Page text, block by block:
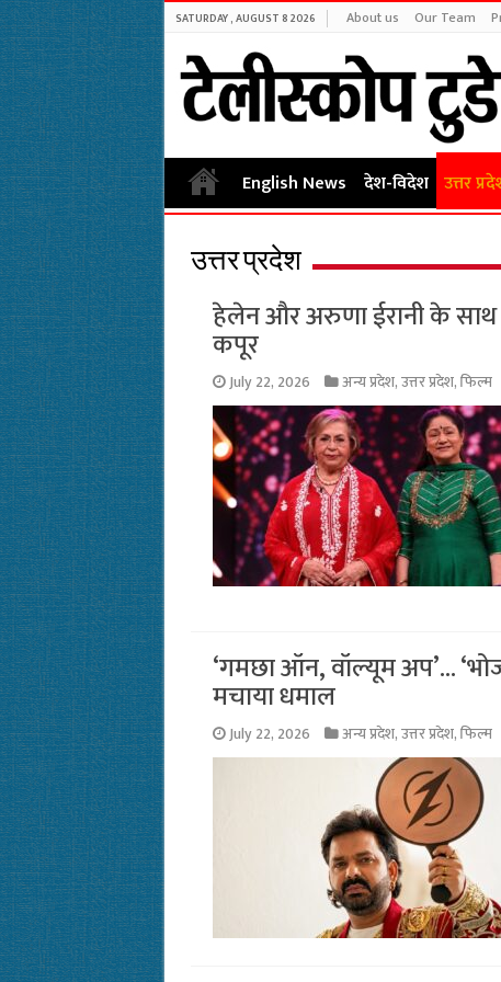
SATURDAY , AUGUST 8 2026 About us Our Team
English News देश-विदेश उत्तर
उत्तर प्रदेश
हेलेन और अरुणा ईरानी के
कपूर
July 22, 2026 अन्य प्रदेश,उत्तर प्रदेश,फिल्म
‘गमछा ऑन, वॉल्यूम अप’…
मचाया धमाल
July 22, 2026 अन्य प्रदेश,उत्तर प्रदेश,फिल्म